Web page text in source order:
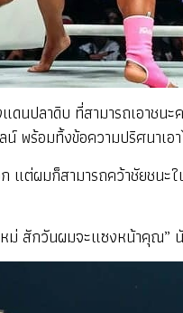
ดนปลาดิบ ที่สามารถเอาช
น์ พร้อมทิ้งข้อความปริศนาเอ
ก แต่ผมก็สามารถคว้าชัยช
ม่ สักวันผมจะแซงหน้าคุณ”